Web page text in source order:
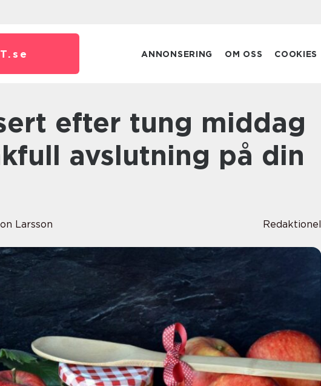
se ANNONSERING OM OSS COOKIES
avslutning på din
Larsson Redaktionel